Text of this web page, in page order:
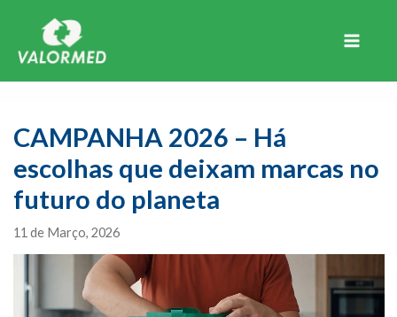
content
CAMPANHA 2026 – Há
escolhas que deixam marcas no
futuro do planeta
11 de Março, 2026